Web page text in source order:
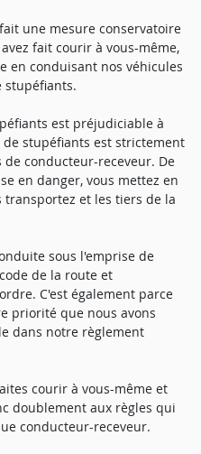
une mesure conservatoire
fait courir à vous-même,
en conduisant nos véhicules
stupéfiants.
est préjudiciable à
stupéfiants est strictement
conducteur-receveur. De
en danger, vous mettez en
et les tiers de la
sous l'emprise de
de la route et
C'est également parce
priorité que nous avons
dans notre règlement
courir à vous-même et
doublement aux règles qui
conducteur-receveur.